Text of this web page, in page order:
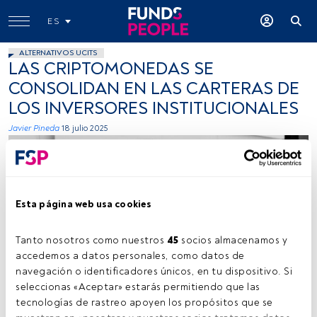
Esta página web usa cookies
Tanto nosotros como nuestros 45 socios almacenamos y
accedemos a datos personales, como datos de
navegación o identificadores únicos, en tu dispositivo. Si
seleccionas «Aceptar» estarás permitiendo que las
tecnologías de rastreo apoyen los propósitos que se
ES
ALTERNATIVOS UCITS
LAS CRIPTOMONEDAS SE
CONSOLIDAN EN LAS CARTERAS DE
LOS INVERSORES INSTITUCIONALES
Javier Pineda 18 julio 2025
Firma: cedida (Renta 4).